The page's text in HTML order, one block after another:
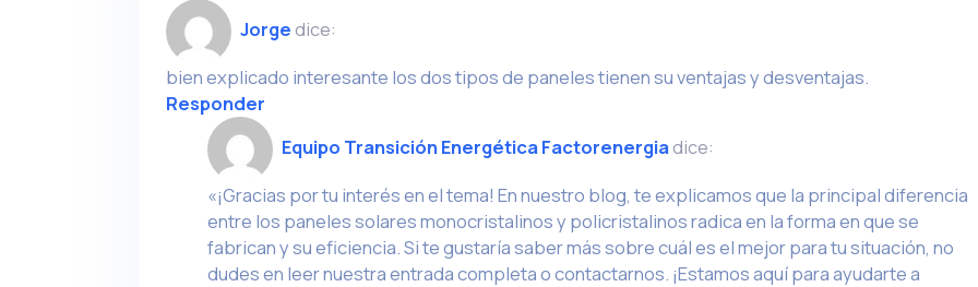
Jorge dice:
bien explicado interesante los dos tipos de paneles tienen su ventajas y desventajas.
Responder
Equipo Transición Energética Factorenergia dice:
«¡Gracias por tu interés en el tema! En nuestro blog, te explicamos que la principal diferencia
entre los paneles solares monocristalinos y policristalinos radica en la forma en que se
fabrican y su eficiencia. Si te gustaría saber más sobre cuál es el mejor para tu situación, no
dudes en leer nuestra entrada completa o contactarnos. ¡Estamos aquí para ayudarte a